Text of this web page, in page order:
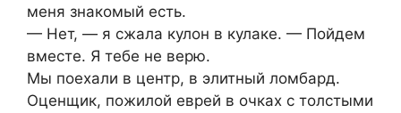
меня знакомый есть.
— Нет, — я сжала кулон в кулаке. — Пойдем
вместе. Я тебе не верю.
Мы поехали в центр, в элитный ломбард.
Оценщик, пожилой еврей в очках с толстыми